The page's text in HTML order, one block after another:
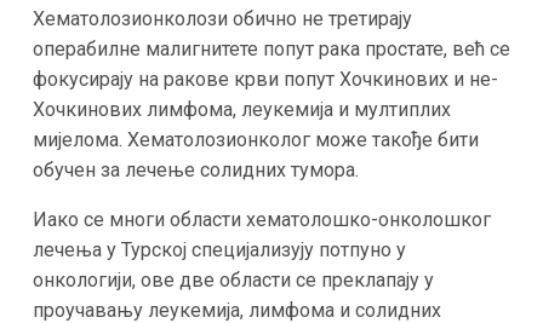
Хематолозионколози обично не третирају
операбилне малигнитете попут рака простате, већ се
фокусирају на ракове крви попут Хочкинових и не-
Хочкинових лимфома, леукемија и мултиплих
мијелома. Хематолозионколог може такође бити
обучен за лечење солидних тумора.
Иако се многи области хематолошко-онколошког
лечења у Турској специјализују потпуно у
онкологији, ове две области се преклапају у
проучавању леукемија, лимфома и солидних